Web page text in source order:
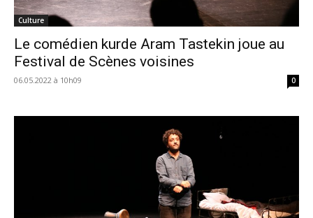
Culture
Le comédien kurde Aram Tastekin joue au
Festival de Scènes voisines
06.05.2022 à 10h09 0